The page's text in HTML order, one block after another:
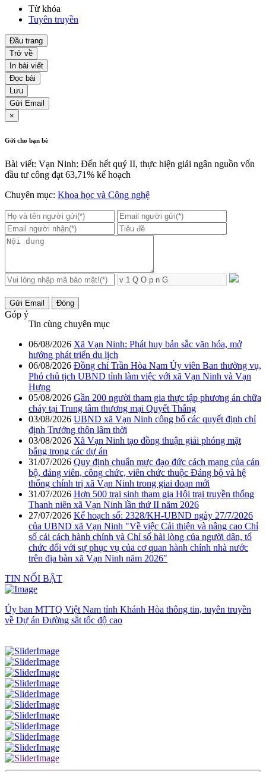
Từ khóa
Tuyên truyền
Đầu trang
Trở về
In bài viết
Đọc bài
Lưu
Gửi Email
×
Gởi cho bạn bè
Bài viết: Vạn Ninh: Đến hết quý II, thực hiện giải ngân nguồn vốn
đầu tư công đạt 63,71% kế hoạch
Chuyên mục: Khoa học và Công nghệ
Gửi Email Đóng
Góp ý
Tin cùng chuyên mục
06/08/2026 Xã Vạn Ninh: Phát huy bản sắc văn hóa, mở
hướng phát triển du lịch
06/08/2026 Đồng chí Trần Hòa Nam Ủy viên Ban thường vụ,
Phó chủ tịch UBND tỉnh làm việc với xã Vạn Ninh và Vạn
Hưng
05/08/2026 Gần 200 người tham gia thực tập phương án chữa
cháy tại Trung tâm thương mại Quyết Thắng
03/08/2026 UBND xã Vạn Ninh công bố các quyết định chỉ
định Trưởng thôn lâm thời
03/08/2026 Xã Vạn Ninh tạo đồng thuận giải phóng mặt
bằng trong các dự án
31/07/2026 Quy định chuẩn mực đạo đức cách mạng của cán
bộ, đảng viên, công chức, viên chức thuộc Đảng bộ và hệ
thống chính trị xã Vạn Ninh trong giai đoạn mới
31/07/2026 Hơn 500 trại sinh tham gia Hội trại truyền thống
Thanh niên xã Vạn Ninh lần thứ II năm 2026
27/07/2026 Kế hoạch số: 2328/KH-UBND ngày 27/7/2026
của UBND xã Vạn Ninh "Về việc Cải thiện và nâng cao Chỉ
số cải cách hành chính và Chỉ số hài lòng của người dân, tổ
chức đối với sự phục vụ của cơ quan hành chính nhà nước
trên địa bàn xã Vạn Ninh năm 2026"
TIN NỔI BẬT
Ủy ban MTTQ Việt Nam tỉnh Khánh Hòa thông tin, tuyên truyền
về Dự án Đường sắt tốc độ cao